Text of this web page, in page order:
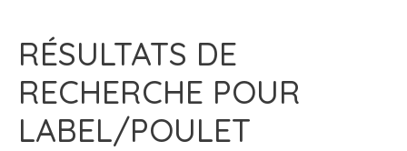
RÉSULTATS DE
RECHERCHE POUR
LABEL/POULET